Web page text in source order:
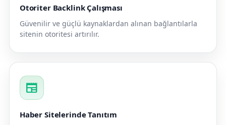
Otoriter Backlink Çalışması
Güvenilir ve güçlü kaynaklardan alınan bağlantılarla
sitenin otoritesi artırılır.
newspaper
Haber Sitelerinde Tanıtım